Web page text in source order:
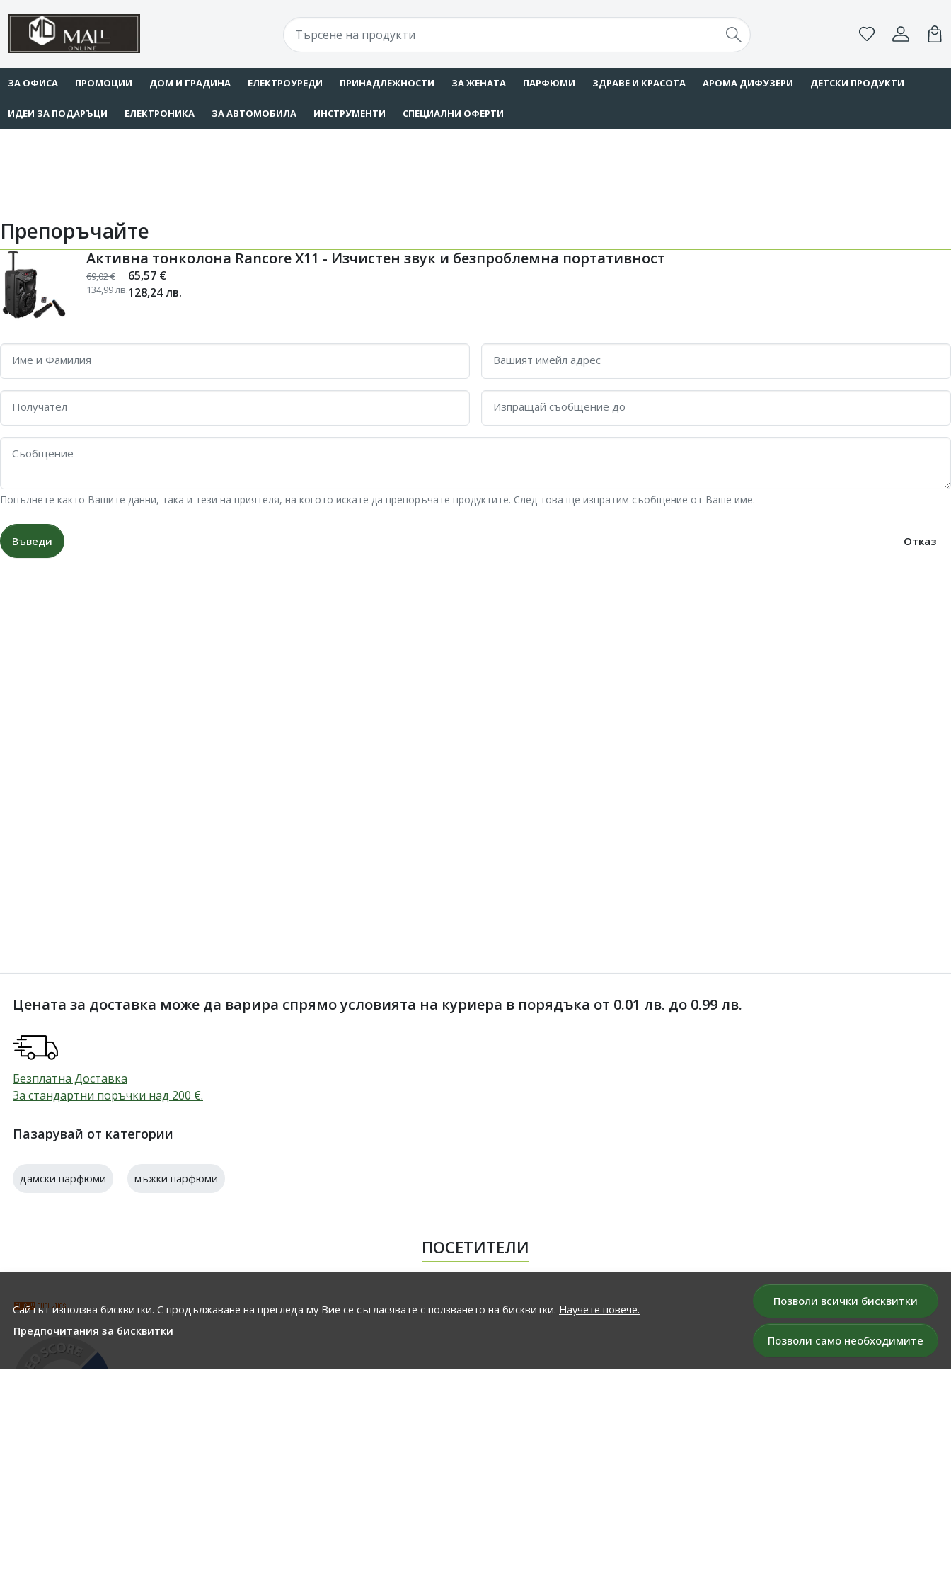
ЗА ОФИСА ПРОМОЦИИ ДОМ И ГРАДИНА ЕЛЕКТРОУРЕДИ ПРИНАДЛЕЖНОСТИ ЗА ЖЕНАТА ПАРФЮМИ ЗДРАВЕ И КРАСОТА АРОМА ДИФУЗЕРИ ДЕТСКИ ПРОДУКТИ
ИДЕИ ЗА ПОДАРЪЦИ ЕЛЕКТРОНИКА ЗА АВТОМОБИЛА ИНСТРУМЕНТИ СПЕЦИАЛНИ ОФЕРТИ
Препоръчайте
Активна тонколона Rancore X11 - Изчистен звук и безпроблемна портативност
65,57 €
128,24лв.
69,02€
134,99лв.
Име и Фамилия Вашият имейл адрес
Получател Изпращай съобщение до
Съобщение
Попълнете както Вашите данни, така и тези на приятеля, на когото искате да препоръчате продуктите. След това ще изпратим съобщение от Ваше име.
Въведи Отказ
Сайтът използва бисквитки. С продължаване на прегледа му Вие се съгласявате с ползването на бисквитки. Научете повече.
Предпочитания за бисквитки
Позволи всички бисквитки
Позволи само необходимите
Цената за доставка може да варира спрямо условията на куриера в порядъка от 0.01 лв. до 0.99 лв.
Безплатна Доставка
За стандартни поръчки над 200 €.
Пазарувай от категории
дамски парфюми мъжки парфюми
ПОСЕТИТЕЛИ